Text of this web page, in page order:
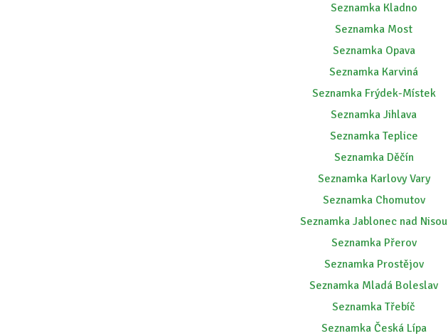
Seznamka Kladno
Seznamka Most
Seznamka Opava
Seznamka Karviná
Seznamka Frýdek-Místek
Seznamka Jihlava
Seznamka Teplice
Seznamka Děčín
Seznamka Karlovy Vary
Seznamka Chomutov
Seznamka Jablonec nad Nisou
Seznamka Přerov
Seznamka Prostějov
Seznamka Mladá Boleslav
Seznamka Třebíč
Seznamka Česká Lípa